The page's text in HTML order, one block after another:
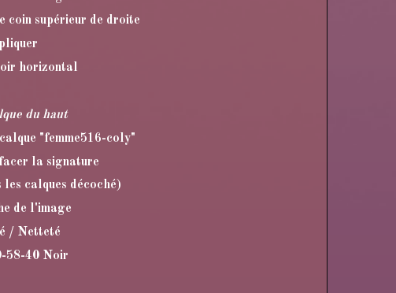
coin supérieur de droite
horizontal
du haut
"femme516-coly"
la signature
les calques décoché)
de l'image
/ Netteté
58-40 Noir